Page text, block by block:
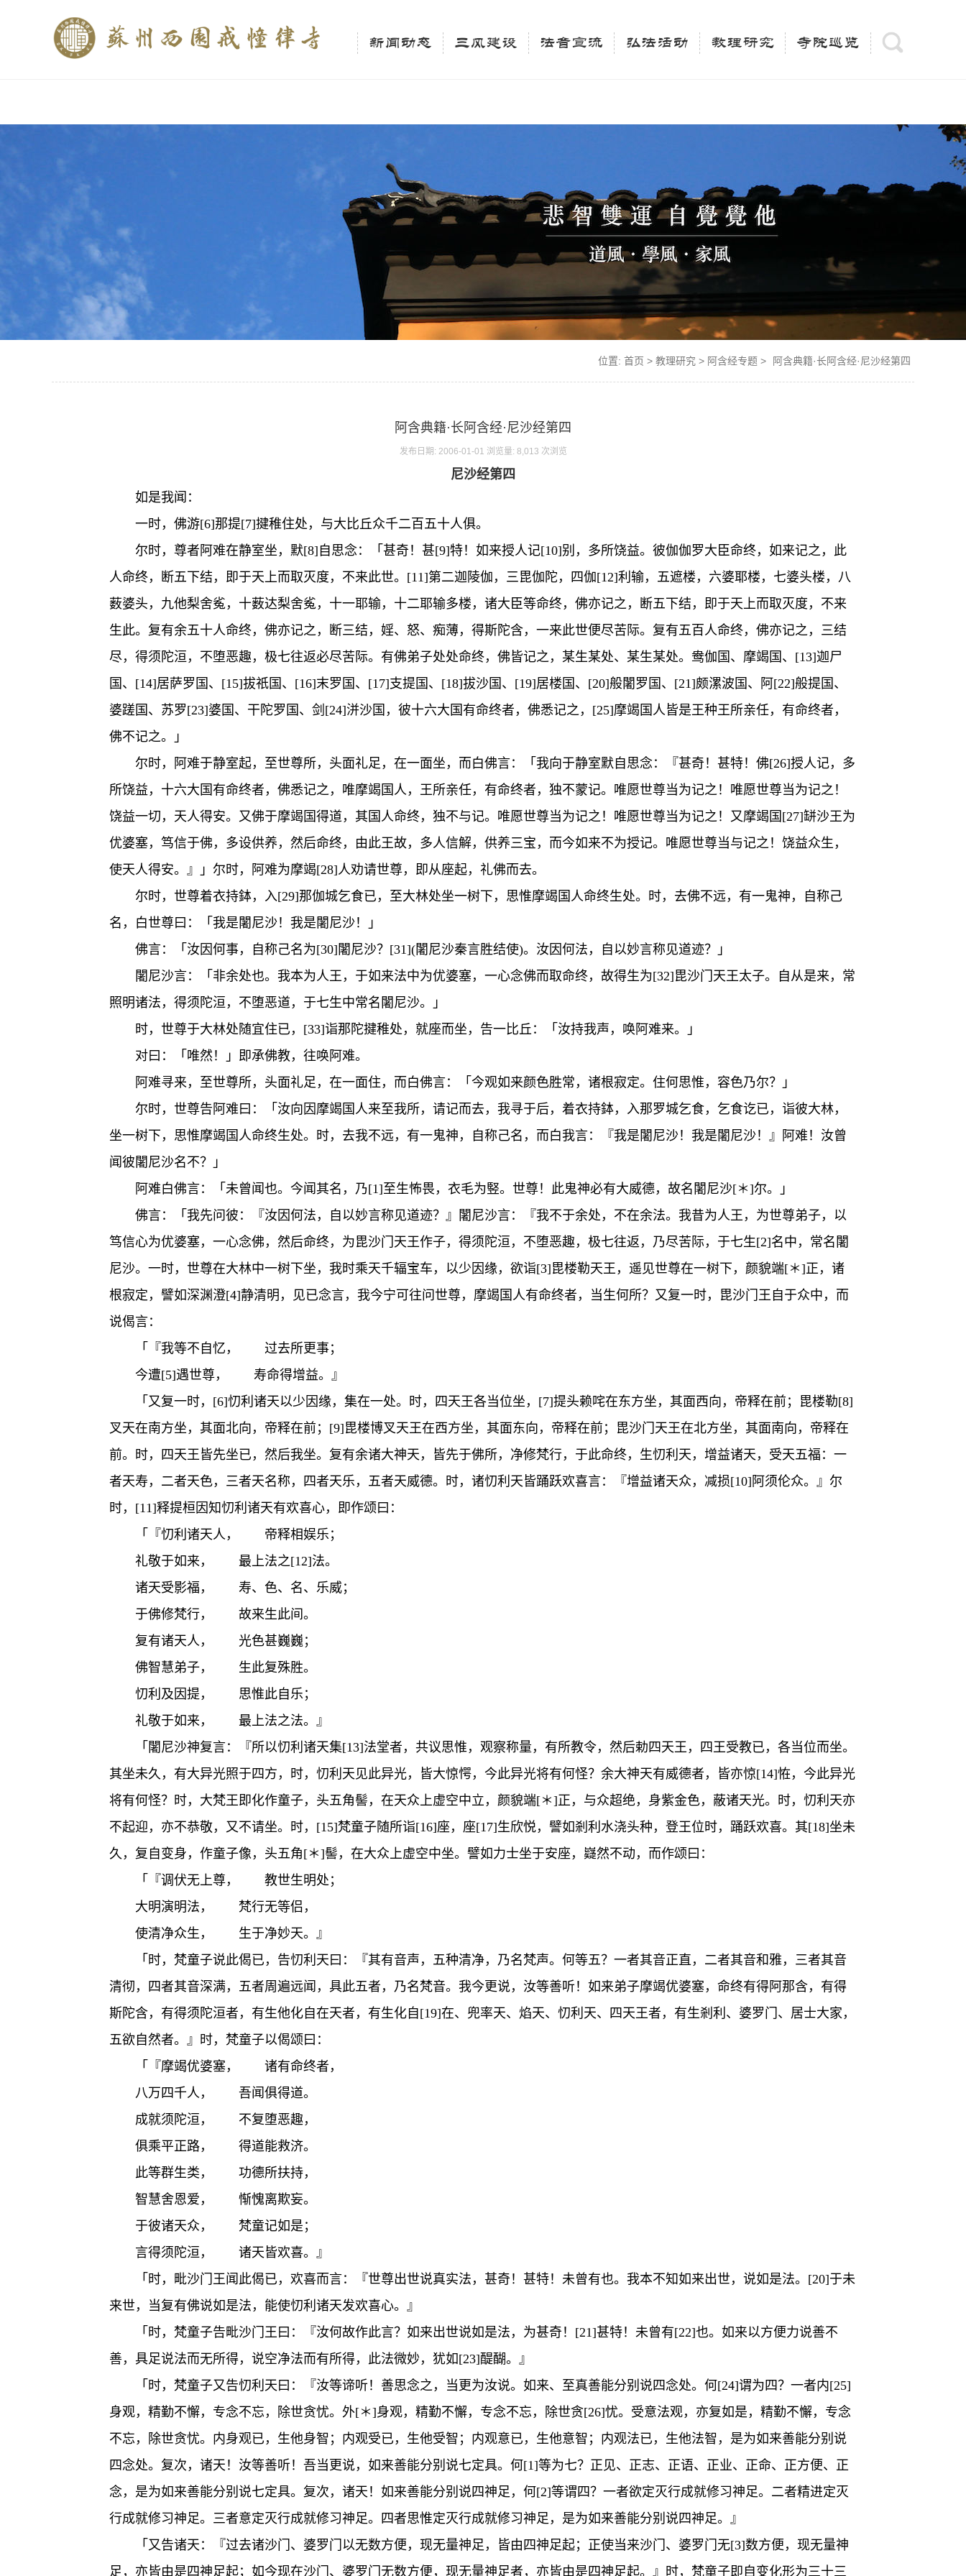
$description = category_description(); } elseif (is_tag()){ $keywords = single_tag_title('', false); $description = tag_description(); } $keywords = trim(strip_tags($keywords)); $description =
trim(strip_tags($description)); ?>
新闻动态 三风建设 法音宣流 弘法活动 教理研究 寺院巡览
位置: 首页 > 教理研究 > 阿含经专题 > 阿含典籍·长阿含经·尼沙经第四
阿含典籍·长阿含经·尼沙经第四
发布日期: 2006-01-01 浏览量: 8,013 次浏览
尼沙经第四
如是我闻：
一时，佛游[6]那提[7]揵稚住处，与大比丘众千二百五十人俱。
尔时，尊者阿难在静室坐，默[8]自思念：「甚奇！甚[9]特！如来授人记[10]别，多所饶益。彼伽伽罗大臣命终，如来记之，此
人命终，断五下结，即于天上而取灭度，不来此世。[11]第二迦陵伽，三毘伽陀，四伽[12]利输，五遮楼，六婆耶楼，七婆头楼，八
薮婆头，九他梨舍㝹，十薮达梨舍㝹，十一耶输，十二耶输多楼，诸大臣等命终，佛亦记之，断五下结，即于天上而取灭度，不来
生此。复有余五十人命终，佛亦记之，断三结，婬、怒、痴薄，得斯陀含，一来此世便尽苦际。复有五百人命终，佛亦记之，三结
尽，得须陀洹，不堕恶趣，极七往返必尽苦际。有佛弟子处处命终，佛皆记之，某生某处、某生某处。鸯伽国、摩竭国、[13]迦尸
国、[14]居萨罗国、[15]拔祇国、[16]末罗国、[17]支提国、[18]拔沙国、[19]居楼国、[20]般闍罗国、[21]颇漯波国、阿[22]般提国、
婆蹉国、苏罗[23]婆国、干陀罗国、剑[24]洴沙国，彼十六大国有命终者，佛悉记之，[25]摩竭国人皆是王种王所亲任，有命终者，
佛不记之。」
尔时，阿难于静室起，至世尊所，头面礼足，在一面坐，而白佛言：「我向于静室默自思念：『甚奇！甚特！佛[26]授人记，多
所饶益，十六大国有命终者，佛悉记之，唯摩竭国人，王所亲任，有命终者，独不蒙记。唯愿世尊当为记之！唯愿世尊当为记之！
饶益一切，天人得安。又佛于摩竭国得道，其国人命终，独不与记。唯愿世尊当为记之！唯愿世尊当为记之！又摩竭国[27]缾沙王为
优婆塞，笃信于佛，多设供养，然后命终，由此王故，多人信解，供养三宝，而今如来不为授记。唯愿世尊当与记之！饶益众生，
使天人得安。』」尔时，阿难为摩竭[28]人劝请世尊，即从座起，礼佛而去。
尔时，世尊着衣持鉢，入[29]那伽城乞食已，至大林处坐一树下，思惟摩竭国人命终生处。时，去佛不远，有一鬼神，自称己
名，白世尊曰：「我是闍尼沙！我是闍尼沙！」
佛言：「汝因何事，自称己名为[30]闍尼沙？[31](闍尼沙秦言胜结使)。汝因何法，自以妙言称见道迹？」
闍尼沙言：「非余处也。我本为人王，于如来法中为优婆塞，一心念佛而取命终，故得生为[32]毘沙门天王太子。自从是来，常
照明诸法，得须陀洹，不堕恶道，于七生中常名闍尼沙。」
时，世尊于大林处随宜住已，[33]诣那陀揵稚处，就座而坐，告一比丘：「汝持我声，唤阿难来。」
对曰：「唯然！」即承佛教，往唤阿难。
阿难寻来，至世尊所，头面礼足，在一面住，而白佛言：「今观如来颜色胜常，诸根寂定。住何思惟，容色乃尔？」
尔时，世尊告阿难曰：「汝向因摩竭国人来至我所，请记而去，我寻于后，着衣持鉢，入那罗城乞食，乞食讫已，诣彼大林，
坐一树下，思惟摩竭国人命终生处。时，去我不远，有一鬼神，自称己名，而白我言：『我是闍尼沙！我是闍尼沙！』阿难！汝曾
闻彼闍尼沙名不？」
阿难白佛言：「未曾闻也。今闻其名，乃[1]至生怖畏，衣毛为竪。世尊！此鬼神必有大威德，故名闍尼沙[＊]尔。」
佛言：「我先问彼：『汝因何法，自以妙言称见道迹？』闍尼沙言：『我不于余处，不在余法。我昔为人王，为世尊弟子，以
笃信心为优婆塞，一心念佛，然后命终，为毘沙门天王作子，得须陀洹，不堕恶趣，极七往返，乃尽苦际，于七生[2]名中，常名闍
尼沙。一时，世尊在大林中一树下坐，我时乘天千辐宝车，以少因缘，欲诣[3]毘楼勒天王，遥见世尊在一树下，颜貌端[＊]正，诸
根寂定，譬如深渊澄[4]静清明，见已念言，我今宁可往问世尊，摩竭国人有命终者，当生何所？又复一时，毘沙门王自于众中，而
说偈言：
「『我等不自忆， 过去所更事；
今遭[5]遇世尊， 寿命得增益。』
「又复一时，[6]忉利诸天以少因缘，集在一处。时，四天王各当位坐，[7]提头赖咤在东方坐，其面西向，帝释在前；毘楼勒[8]
叉天在南方坐，其面北向，帝释在前；[9]毘楼博叉天王在西方坐，其面东向，帝释在前；毘沙门天王在北方坐，其面南向，帝释在
前。时，四天王皆先坐已，然后我坐。复有余诸大神天，皆先于佛所，净修梵行，于此命终，生忉利天，增益诸天，受天五福：一
者天寿，二者天色，三者天名称，四者天乐，五者天威德。时，诸忉利天皆踊跃欢喜言：『增益诸天众，减损[10]阿须伦众。』尔
时，[11]释提桓因知忉利诸天有欢喜心，即作颂曰：
「『忉利诸天人， 帝释相娱乐；
礼敬于如来， 最上法之[12]法。
诸天受影福， 寿、色、名、乐威；
于佛修梵行， 故来生此间。
复有诸天人， 光色甚巍巍；
佛智慧弟子， 生此复殊胜。
忉利及因提， 思惟此自乐；
礼敬于如来， 最上法之法。』
「闍尼沙神复言：『所以忉利诸天集[13]法堂者，共议思惟，观察称量，有所教令，然后勅四天王，四王受教已，各当位而坐。
其坐未久，有大异光照于四方，时，忉利天见此异光，皆大惊愕，今此异光将有何怪？余大神天有威德者，皆亦惊[14]恠，今此异光
将有何怪？时，大梵王即化作童子，头五角髻，在天众上虚空中立，颜貌端[＊]正，与众超绝，身紫金色，蔽诸天光。时，忉利天亦
不起迎，亦不恭敬，又不请坐。时，[15]梵童子随所诣[16]座，座[17]生欣悦，譬如剎利水浇头种，登王位时，踊跃欢喜。其[18]坐未
久，复自变身，作童子像，头五角[＊]髻，在大众上虚空中坐。譬如力士坐于安座，嶷然不动，而作颂曰：
「『调伏无上尊， 教世生明处；
大明演明法， 梵行无等侣，
使清净众生， 生于净妙天。』
「时，梵童子说此偈已，告忉利天曰：『其有音声，五种清净，乃名梵声。何等五？一者其音正直，二者其音和雅，三者其音
清彻，四者其音深满，五者周遍远闻，具此五者，乃名梵音。我今更说，汝等善听！如来弟子摩竭优婆塞，命终有得阿那含，有得
斯陀含，有得须陀洹者，有生他化自在天者，有生化自[19]在、兜率天、焰天、忉利天、四天王者，有生剎利、婆罗门、居士大家，
五欲自然者。』时，梵童子以偈颂曰：
「『摩竭优婆塞， 诸有命终者，
八万四千人， 吾闻俱得道。
成就须陀洹， 不复堕恶趣，
俱乘平正路， 得道能救济。
此等群生类， 功德所扶持，
智慧舍恩爱， 惭愧离欺妄。
于彼诸天众， 梵童记如是；
言得须陀洹， 诸天皆欢喜。』
「时，毗沙门王闻此偈已，欢喜而言：『世尊出世说真实法，甚奇！甚特！未曾有也。我本不知如来出世，说如是法。[20]于未
来世，当复有佛说如是法，能使忉利诸天发欢喜心。』
「时，梵童子告毗沙门王曰：『汝何故作此言？如来出世说如是法，为甚奇！[21]甚特！未曾有[22]也。如来以方便力说善不
善，具足说法而无所得，说空净法而有所得，此法微妙，犹如[23]醍醐。』
「时，梵童子又告忉利天曰：『汝等谛听！善思念之，当更为汝说。如来、至真善能分别说四念处。何[24]谓为四？一者内[25]
身观，精勤不懈，专念不忘，除世贪忧。外[＊]身观，精勤不懈，专念不忘，除世贪[26]忧。受意法观，亦复如是，精勤不懈，专念
不忘，除世贪忧。内身观已，生他身智；内观受已，生他受智；内观意已，生他意智；内观法已，生他法智，是为如来善能分别说
四念处。复次，诸天！汝等善听！吾当更说，如来善能分别说七定具。何[1]等为七？正见、正志、正语、正业、正命、正方便、正
念，是为如来善能分别说七定具。复次，诸天！如来善能分别说四神足，何[2]等谓四？一者欲定灭行成就修习神足。二者精进定灭
行成就修习神足。三者意定灭行成就修习神足。四者思惟定灭行成就修习神足，是为如来善能分别说四神足。』
「又告诸天：『过去诸沙门、婆罗门以无数方便，现无量神足，皆由四神足起；正使当来沙门、婆罗门无[3]数方便，现无量神
足，亦皆由是四神足起；如今现在沙门、婆罗门无数方便，现无量神足者，亦皆由是四神足起。』时，梵童子即自变化形为三十三